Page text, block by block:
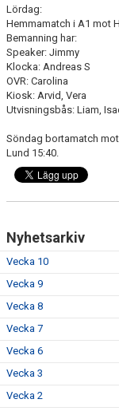
Lördag:
Hemmamatch i A1 mot
Bemanning har:
Speaker: Jimmy
Klocka: Andreas S
OVR: Carolina
Kiosk: Arvid, Vera
Utvisningsbås: Liam,
Söndag bortamatch
Lund 15:40.
Nyhetsarkiv
Vecka 10
Vecka 9
Vecka 8
Vecka 7
Vecka 6
Vecka 3
Vecka 2